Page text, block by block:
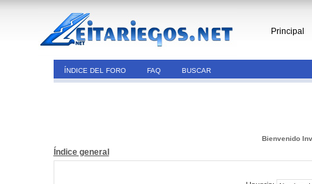
Principal
ÍNDICE DEL FORO FAQ BUSCAR
Bienvenido
Índice general